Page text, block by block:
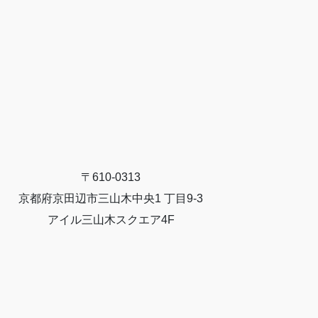
〒610-0313
京都府京田辺市三山木中央1 丁目9-3
アイル三山木スクエア4F